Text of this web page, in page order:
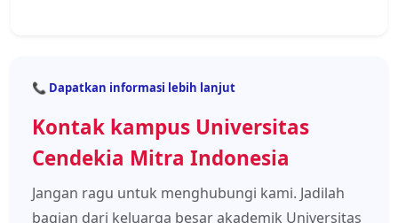
📞 Dapatkan informasi lebih lanjut
Kontak kampus Universitas
Cendekia Mitra Indonesia
Jangan ragu untuk menghubungi kami. Jadilah
bagian dari keluarga besar akademik Universitas